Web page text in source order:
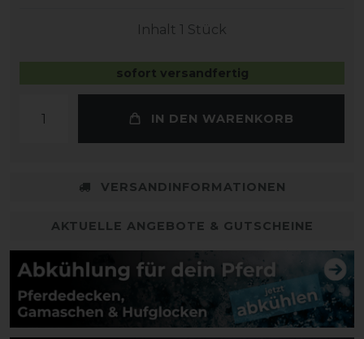
Inhalt 1 Stück
sofort versandfertig
IN DEN WARENKORB
VERSANDINFORMATIONEN
AKTUELLE ANGEBOTE & GUTSCHEINE